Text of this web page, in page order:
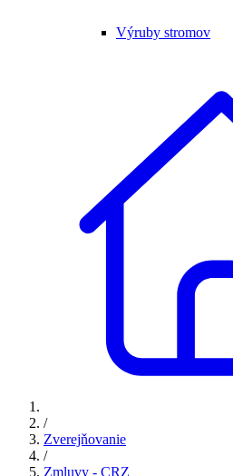
Výruby stromov
/
Zverejňovanie
/
Zmluvy - CRZ